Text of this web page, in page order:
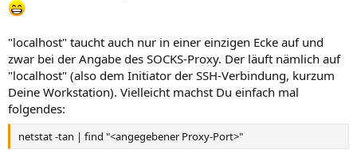
"localhost" taucht auch nur in einer einzigen Ecke auf und
zwar bei der Angabe des SOCKS-Proxy. Der läuft nämlich auf
"localhost" (also dem Initiator der SSH-Verbindung, kurzum
Deine Workstation). Vielleicht machst Du einfach mal
folgendes:
netstat -tan | find "<angegebener Proxy-Port>"